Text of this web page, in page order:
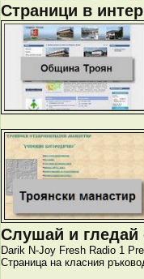
Страници в
Слушай и гледай
Darik N-Joy Fresh Radio 1
Страница на класния